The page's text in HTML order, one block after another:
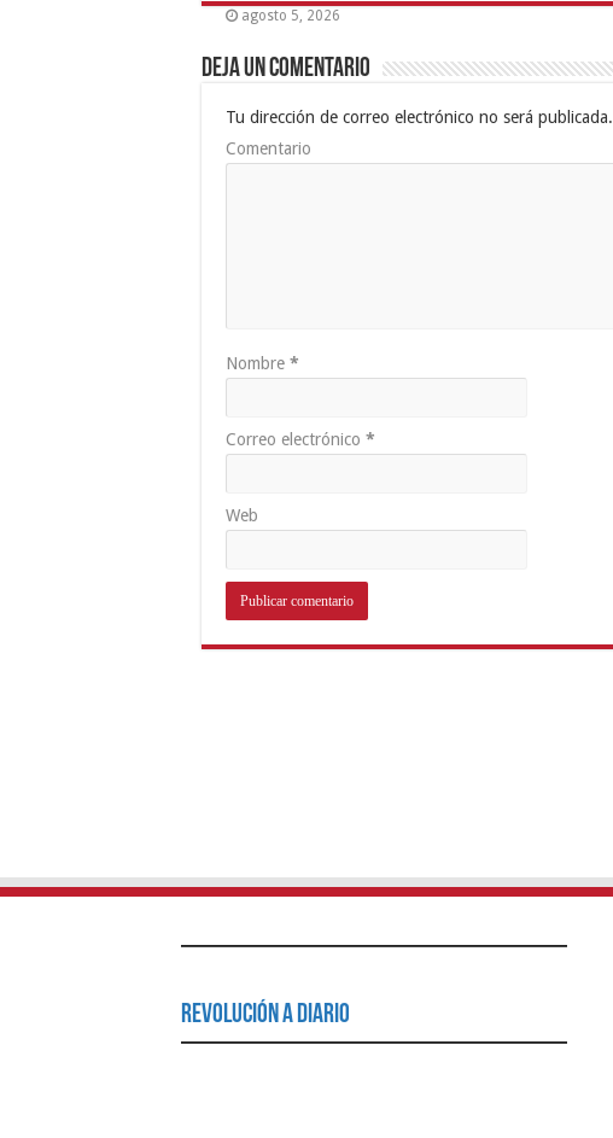
agosto 5, 2026
Deja un comentario
Tu dirección de correo electrónico no será publicada.
Comentario
Nombre *
Correo electrónico *
Web
Revolución a Diario